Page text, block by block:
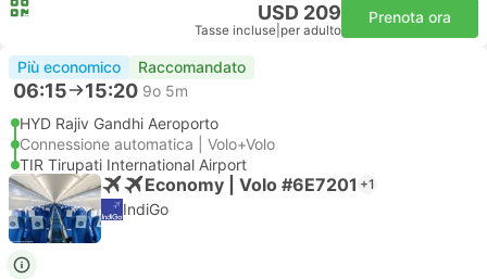
USD 209
Tasse incluse per adulto
Prenota ora
Più economico Raccomandato
06:15 15:20 9o 5m
HYD Rajiv Gandhi Aeroporto
Connessione automatica | Volo+Volo
TIR Tirupati International Airport
Economy | Volo #6E7201 +1
IndiGo